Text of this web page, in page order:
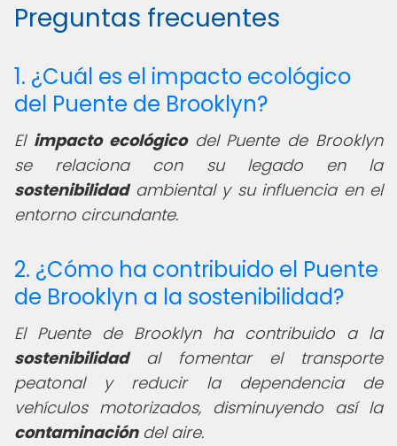
Preguntas frecuentes
1. ¿Cuál es el impacto ecológico
del Puente de Brooklyn?
El impacto ecológicodel Puente de Brooklyn
se relaciona con su legado en la
sostenibilidadambiental y su influencia en el
entorno circundante.
2. ¿Cómo ha contribuido el Puente
de Brooklyn a la sostenibilidad?
El Puente de Brooklyn ha contribuido a la
sostenibilidadal fomentar el transporte
peatonal y reducir la dependencia de
vehículos motorizados, disminuyendo así la
contaminacióndel aire.